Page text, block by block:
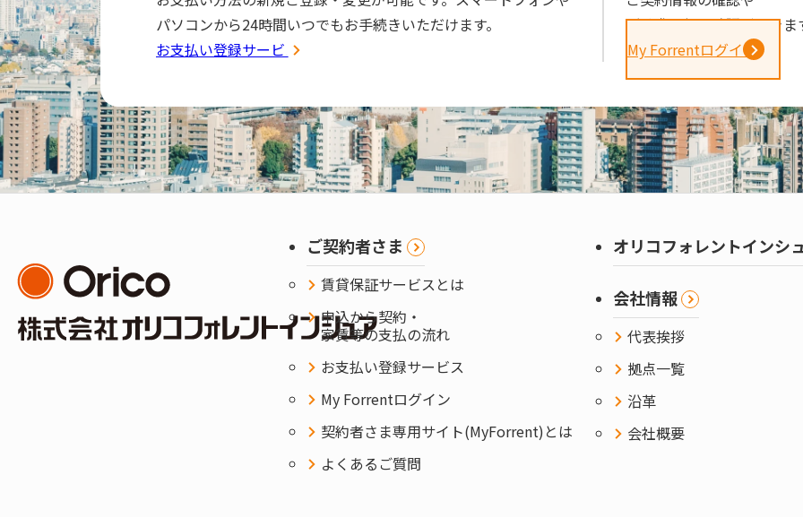
パソコンから24時間いつでもお手続きいただけます。
お支払い登録サービス
ご請求金額の確認ができま
My Forrentログイン
ご契約者さま
賃貸保証サービスとは
申込から契約・
家賃等の支払の流れ
お支払い登録サービス
My Forrentログイン
契約者さま専用サイト(MyForrent)とは
よくあるご質問
オリコフォレントインシ
会社情報
代表挨拶
拠点一覧
沿革
会社概要